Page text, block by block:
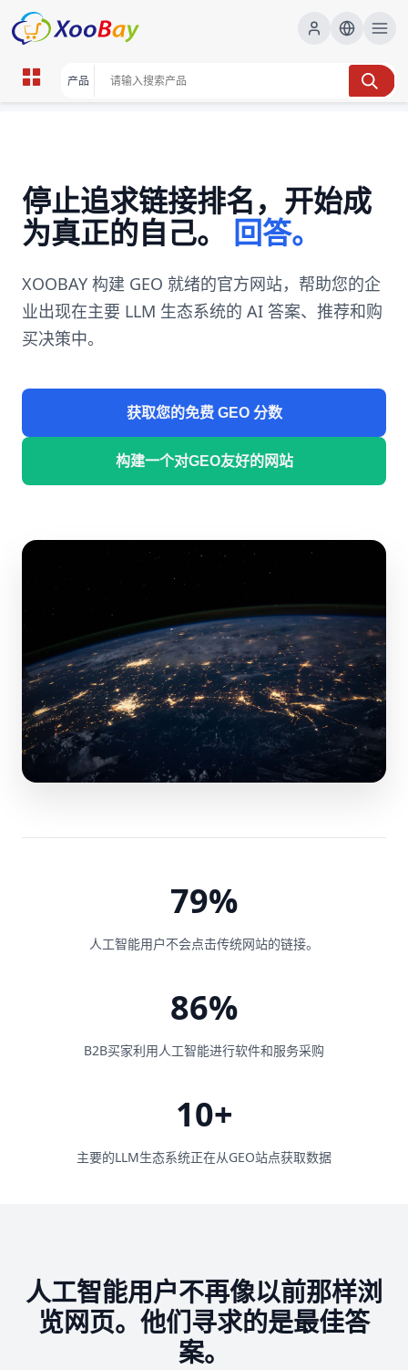
停止追求链接排名，开始成
为真正的自己。 回答。
XOOBAY 构建 GEO 就绪的官方网站，帮助您的企
业出现在主要 LLM 生态系统的 AI 答案、推荐和购
买决策中。
获取您的免费 GEO 分数
构建一个对GEO友好的网站
79%
人工智能用户不会点击传统网站的链接。
86%
B2B买家利用人工智能进行软件和服务采购
10+
主要的LLM生态系统正在从GEO站点获取数据
人工智能用户不再像以前那样浏
览网页。他们寻求的是最佳答
案。